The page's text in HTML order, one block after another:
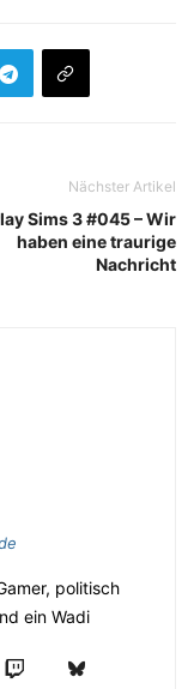
Nächster Artikel
Sims 3 #045 – Wir
haben eine traurige
Nachricht
politisch
ein Wadi